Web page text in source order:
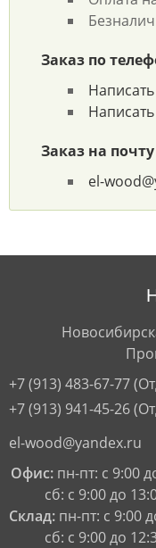
Заказ по
Заказ на почту
el-
+7 (913) 483-67-77
+7 (913) 941-45-26
el-wood@yandex.ru
Офис: пн-пт: с 9:00
сб: с 9:00 до
Склад: пн-пт: с 9:00
сб: с 9:00 до